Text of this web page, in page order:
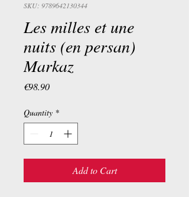
SKU: 9789642130344
Les milles et une
nuits (en persan)
Markaz
€98.90Price
Quantity *
Add to Cart